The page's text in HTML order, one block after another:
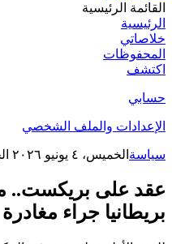
القائمة الرئيسية
الرئيسية
خلاصاتي
المحفوظات
اكتشف
حسابي
الإعدادات والملف الشخصي
سياسة الخميس، ٤ يونيو ٢٠٢٦
عقد على بريكست..
بريطانيا جراء